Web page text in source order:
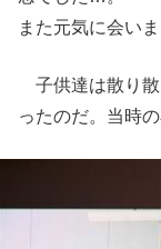
また元気に会いま
子供達は散り散
ったのだ。当時